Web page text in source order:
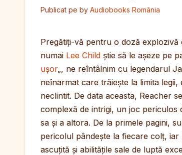
Publicat pe by Audiobooks România
Pregătiți-vă pentru o doză explozivă
numai Lee Child știe să le așeze pe
ușor„, ne reîntâlnim cu legendarul
neînarmat care trăiește la limita
neclintit. De data aceasta, Reacher
complexă de intrigi, un joc periculos
sa și a altora. De la primele pagini,
pericolul pândește la fiecare colț, iar
ascuțită și abilitățile sale de luptă